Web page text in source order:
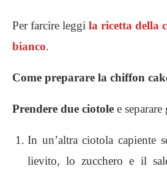
Per farcire leggi la ricetta della
bianco.
Come preparare la chiffon
Prendere due ciotole e
In un’altra ciotola capiente
lievito, lo zucchero e il